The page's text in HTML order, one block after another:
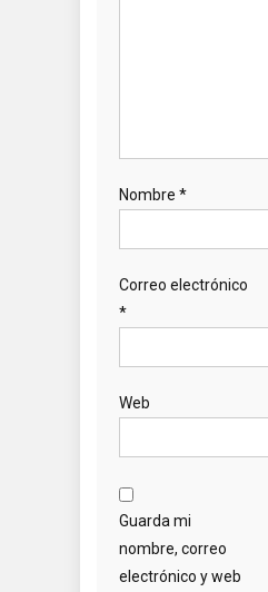
Nombre *
Correo electrónico
*
Web
Guarda mi
nombre, correo
electrónico y web